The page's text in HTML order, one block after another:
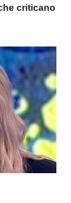
criticano